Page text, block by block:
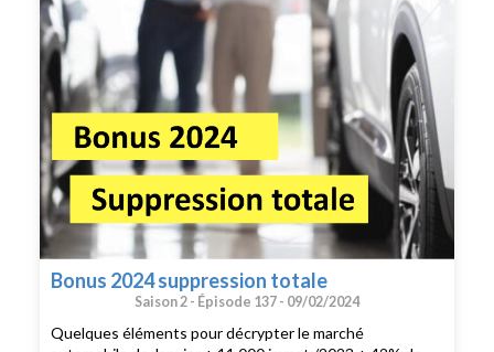
Bonus 2024 suppression totale
Saison 2 - Épisode 137 - 09/02/2024
Quelques éléments pour décrypter le marché